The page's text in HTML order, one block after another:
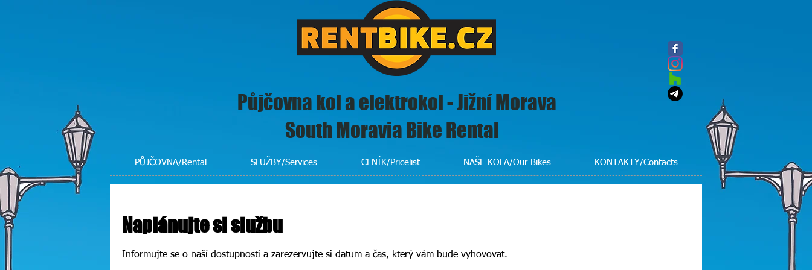
Půjčovna kol a elektrokol - Jižní Morava
South Moravia Bike Rental
PŮJČOVNA/Rental SLUŽBY/Services CENÍK/Pricelist NAŠE KOLA/Our Bikes KONTAKTY/Contacts
Naplánujte si službu
Informujte se o naší dostupnosti a zarezervujte si datum a čas, který vám bude vyhovovat.